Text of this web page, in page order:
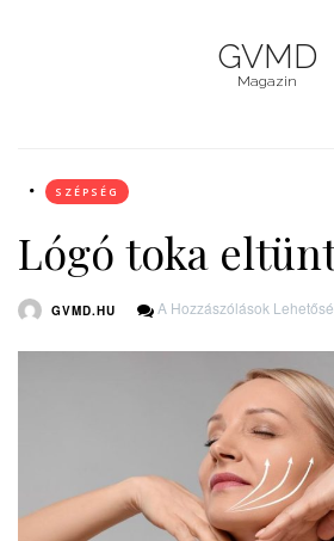
GVMD
Magazin
SZÉPSÉG
Lógó toka
GVMD.HU
Lógó
Eltüntetése
A Hozzászólások